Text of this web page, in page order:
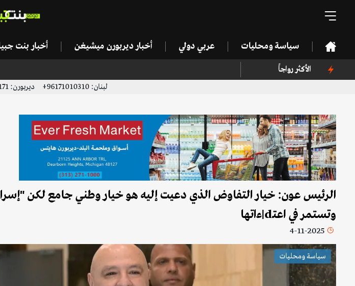
سياسة ومحليات عربي دولي أخبار ديربورن ميشيغن أخبار بنت
الأكثر رواجاً
لبنان: 96171010310+ ديربورن: 13137751171+ | 13136996923+
الرئيس عون: خيار التفاوض الذي دعيت إليه هو خيار وطني جامع لكن
وتستمر في اعتـd|ءاتها
4-11-2025
سياسة ومحليات